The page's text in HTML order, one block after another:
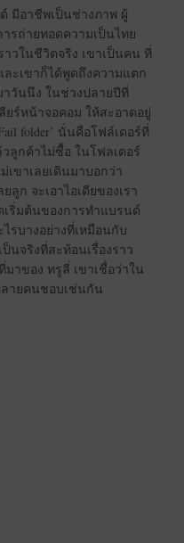
มีอาชีพเป็นช่างภาพ ผู้
ถ่ายทอดความเป็นไทย
วในชีวิตจริง เขาเป็นคน ที่
ะเขาก็ได้พูดถึงความแตก
วันนึง ในช่วงปลายปีที่
ยร์หน้าจอคอม ให้สะอาดอยู่
folder’ นั่นคือโฟล์เดอร์ที่
ลูกค้าไม่ซื้อ ในโฟลเดอร์
ขาเลยเดินมาบอกว่า
ลูก จะเอาไอเดียของเรา
เริ่มต้นของการทำแบรนด์
รบางอย่างที่เหมือนกับ
นจริงที่สะท้อนเรื่องราว
มาของ ทรูลี่ เขาเชื่อว่าใน
ายคนชอบเช่นกัน